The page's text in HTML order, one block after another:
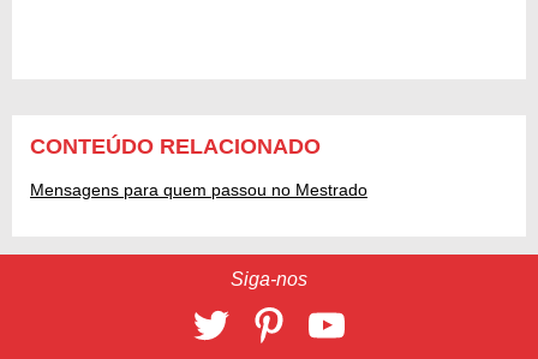
CONTEÚDO RELACIONADO
Mensagens para quem passou no Mestrado
Siga-nos